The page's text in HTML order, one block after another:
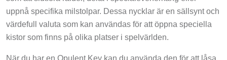
uppnå specifika milstolpar. Dessa nycklar är en sällsynt och
värdefull valuta som kan användas för att öppna speciella
kistor som finns på olika platser i spelvärlden.
När du har en Opulent Key kan du använda den för att låsa